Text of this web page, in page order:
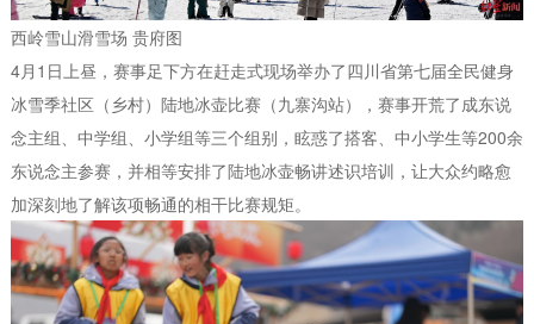
西岭雪山滑雪场 贵府图
4月1日上昼，赛事足下方在赶走式现场举办了四川省第七届全民健身
冰雪季社区（乡村）陆地冰壶比赛（九寨沟站），赛事开荒了成东说
念主组、中学组、小学组等三个组别，眩惑了搭客、中小学生等200余
东说念主参赛，并相等安排了陆地冰壶畅讲述识培训，让大众约略愈
加深刻地了解该项畅通的相干比赛规矩。